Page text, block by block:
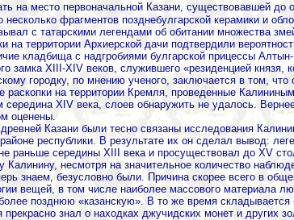
на место первоначальной Казани, существовавшей
несколько фрагментов позднебулгарской керамики и
с татарскими легендами об обитании множества
на территории Архиерской дачи подтвердили
кладбища с надгробиями булгарской прицессы
замка XIII-XIV веков, служившего «резиденцией
городку, по мнению ученого, заключается в том,
раскопки на территории Кремля, проведенные
XIV века, слоев обнаружить не удалось.
оценены.
Казани были тесно связаны исследования
республики. В результате их он сделал вывод:
раньше середины XIII века и просуществовал до XV
Калинину, несмотря на значительное количество
знаем, безусловно были. Причина скорее всего в
вещей, в том числе наиболее массового материала
позднюю «казанскую». В то же время
знал о находках джучидских монет и других